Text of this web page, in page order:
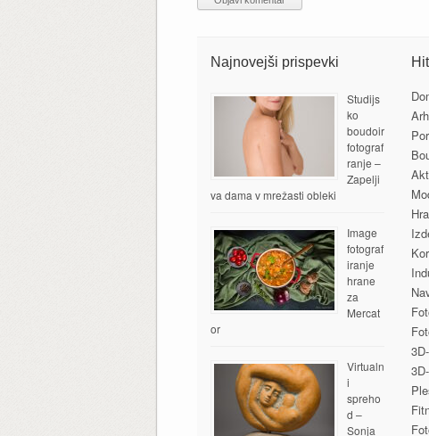
Najnovejši prispevki
Studijs
ko
boudoir
fotograf
ranje –
Zapelji
va dama v mrežasti obleki
Image
fotograf
iranje
hrane
za
Mercat
or
Virtualn
i
spreho
d –
Sonja